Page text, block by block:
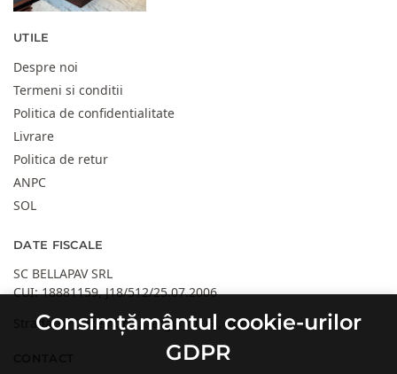
UTILE
Despre noi
Termeni si conditii
Politica de confidentialitate
Livrare
Politica de retur
ANPC
SOL
DATE FISCALE
SC BELLAPAV SRL
CUI: 18881159, J18/512/25.07.2006
Strada 30 Decembrie, Targu Jiu, GJ, Romania
Consimțământul cookie-urilor
GDPR